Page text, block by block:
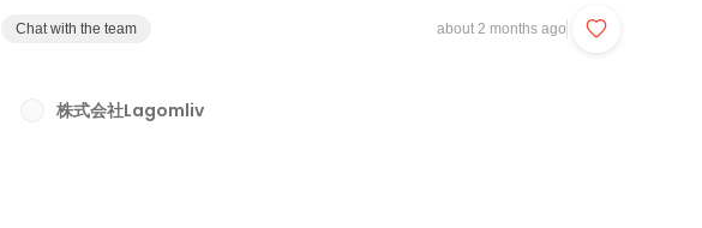
ビジョン・ミッションについてお話しします。私たちはなぜ、「きっかけ」にこだ
オールを握る世界へ。」￣￣￣￣￣￣￣￣￣￣￣￣￣￣￣￣￣￣￣￣￣￣￣￣￣￣
Chat with the team about 2 months ago
株式会社Lagomliv